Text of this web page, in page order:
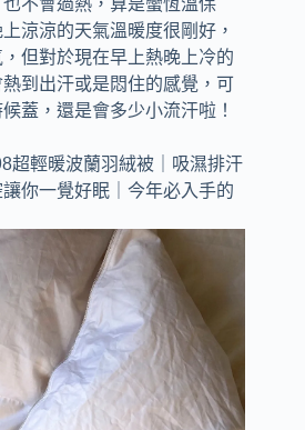
涼涼的天氣溫暖度很剛好，
但對於現在早上熱晚上冷的
到出汗或是悶住的感覺，可
蓋，還是會多少小流汗啦！